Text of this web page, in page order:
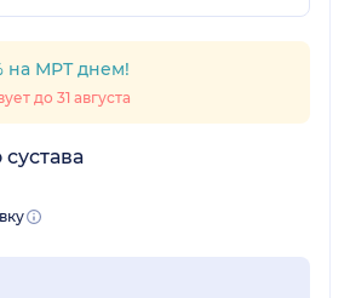
на МРТ днем!
до 31 августа